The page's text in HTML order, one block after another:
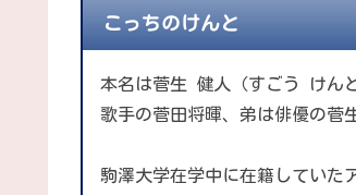
こっちのけんと
本名は菅生 健人（すごう けん
歌手の菅田将暉、弟は俳優の菅
駒澤大学在学中に在籍していた